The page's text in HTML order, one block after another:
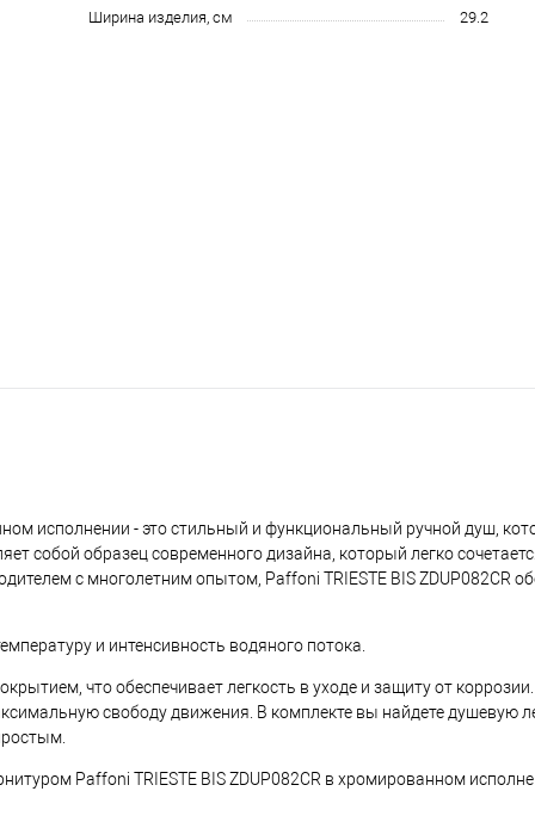
Ширина изделия, см
29.2
исполнении - это стильный и функциональный ручной душ,
собой образец современного дизайна, который легко
с многолетним опытом, Paffoni TRIESTE BIS ZDUP082CR
и интенсивность водяного потока.
что обеспечивает легкость в уходе и защиту от
свободу движения. В комплекте вы найдете душевую
Paffoni TRIESTE BIS ZDUP082CR в хромированном